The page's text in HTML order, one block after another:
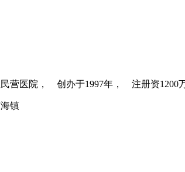
民营医院， 创办于1997年， 注册资
镇